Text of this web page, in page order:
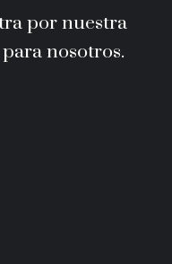
por nuestra
nosotros.